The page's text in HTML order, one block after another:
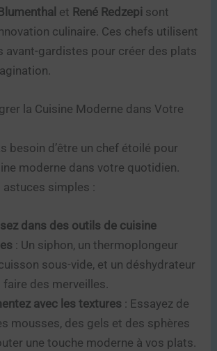
et René Redzepi sont
culinaire. Ces chefs utilisent
avant-gardistes pour créer des plats
la Cuisine Moderne dans Votre
besoin d’être un chef étoilé pour
moderne dans votre quotidien.
astuces simples :
dans des outils de cuisine
: Un siphon, un thermoplongeur
sous-vide, et un déshydrateur
faire des merveilles.
avec les textures : Essayez de
mousses, des gels et des sphères
une touche moderne à vos plats.